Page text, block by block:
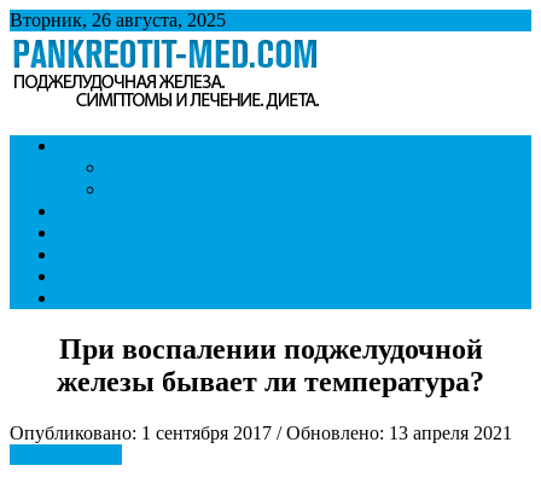
Вторник, 26 августа, 2025
Панкреатит
Поджелудочная железа. Симптомы и лечение панкреатита.
Диета при панкреатите.
При воспалении поджелудочной
железы бывает ли температура?
Опубликовано: 1 сентября 2017 / Обновлено: 13 апреля 2021